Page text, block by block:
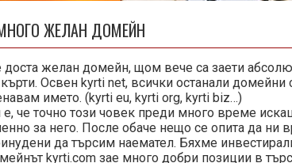
МНОГО ЖЕЛАН ДОМЕЙН
желан домейн, щом вече са заети
Освен kyrti net, всички останали домейни
името. (kyrti eu, kyrti org, kyrti biz…)
е, че точно този човек преди много време
за него. После обаче нещо се опита да ни
да търсим наемател. Бяхме
kyrti.com зае много добри позиции в